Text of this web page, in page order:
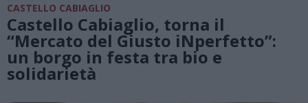
CASTELLO CABIAGLIO
Castello Cabiaglio, torna il
“Mercato del Giusto iNperfetto”:
un borgo in festa tra bio e
solidarietà